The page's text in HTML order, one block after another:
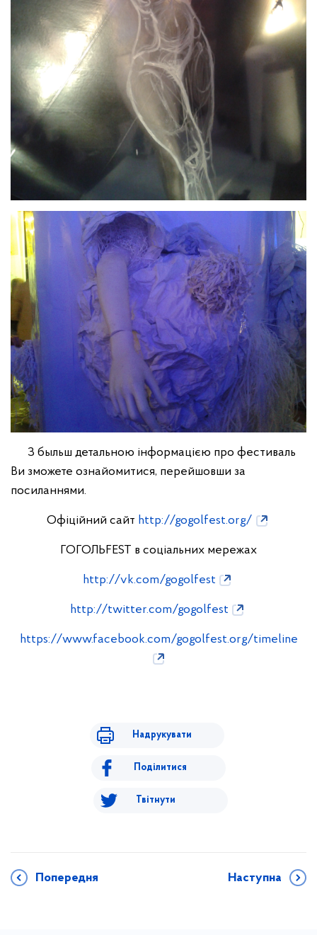
З быльш детальною інформацією про фестиваль
Ви зможете ознайомитися, перейшовши за
посиланнями.
Офіційний сайт http://gogolfest.org/
ГОГОЛЬFEST в соціальних мережах
http://vk.com/gogolfest
http://twitter.com/gogolfest
https://www.facebook.com/gogolfest.org/timeline
Надрукувати
Поділитися
Твітнути
Попередня Наступна